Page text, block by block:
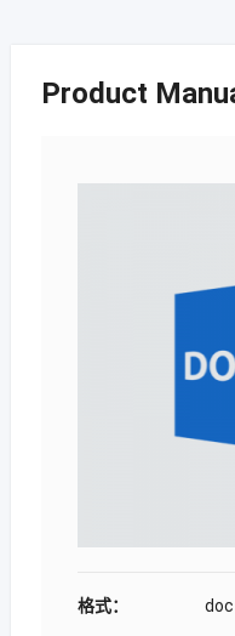
Product
格式： doc